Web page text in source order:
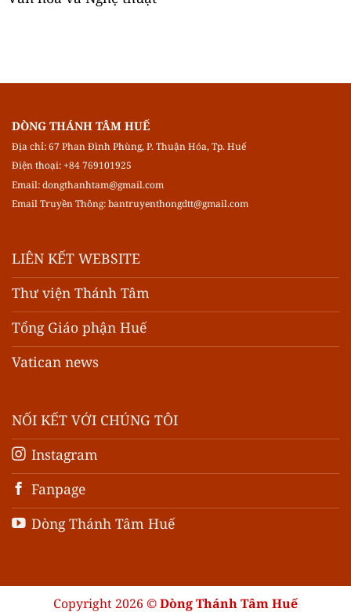
DÒNG THÁNH TÂM HUẾ
Địa chỉ: 67 Phan Đình Phùng, P. Thuận Hóa, Tp. Huế
Điện thoại: +84 769101925
Email:dongthanhtam@gmail.com
Email Truyền Thông:bantruyenthongdtt@gmail.com
LIÊN KẾT WEBSITE
Thư viện Thánh Tâm
Tổng Giáo phận Huế
Vatican news
NỐI KẾT VỚI CHÚNG TÔI
Instagram
Fanpage
Dòng Thánh Tâm Huế
Copyright 2026 ©Dòng Thánh Tâm Huế